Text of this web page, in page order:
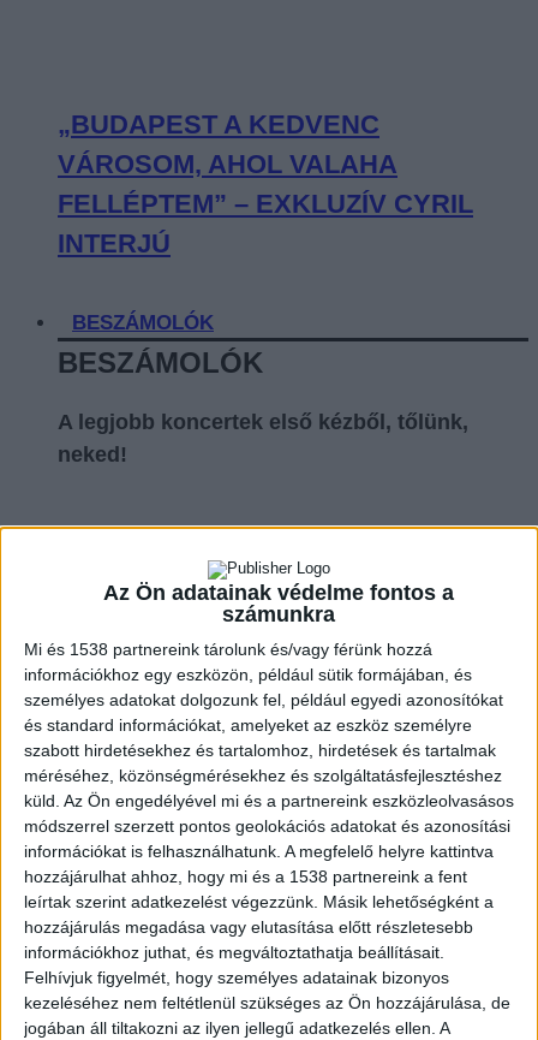
Az Ön adatainak védelme fontos a
számunkra
Mi és 1538 partnereink tárolunk és/vagy férünk hozzá
információkhoz egy eszközön, például sütik formájában, és
személyes adatokat dolgozunk fel, például egyedi azonosítókat
és standard információkat, amelyeket az eszköz személyre
szabott hirdetésekhez és tartalomhoz, hirdetések és tartalmak
méréséhez, közönségmérésekhez és szolgáltatásfejlesztéshez
küld. Az Ön engedélyével mi és a partnereink eszközleolvasásos
módszerrel szerzett pontos geolokációs adatokat és azonosítási
információkat is felhasználhatunk. A megfelelő helyre kattintva
hozzájárulhat ahhoz, hogy mi és a 1538 partnereink a fent
leírtak szerint adatkezelést végezzünk. Másik lehetőségként a
hozzájárulás megadása vagy elutasítása előtt részletesebb
információkhoz juthat, és megváltoztathatja beállításait.
Felhívjuk figyelmét, hogy személyes adatainak bizonyos
kezeléséhez nem feltétlenül szükséges az Ön hozzájárulása, de
jogában áll tiltakozni az ilyen jellegű adatkezelés ellen. A
„BUDAPEST A KEDVENC
VÁROSOM, AHOL VALAHA
FELLÉPTEM” – EXKLUZÍV CYRIL
INTERJÚ
BESZÁMOLÓK
BESZÁMOLÓK
A legjobb koncertek első kézből, tőlünk,
neked!
LOVESTREAM FESZTIVÁL: A
SZEMÜNK LÁTTÁRA VÁLT A DANCE
KORONÁZATLAN KIRÁLYNŐJÉVÉ
BEBE REXHA
FROM20 ÉS KANG YU-CHAN
BUDAPESTEN: HOGY LEHET EGY
KONCERT ENNYIRE CUKI, DE
ENNYIRE SZEXI?